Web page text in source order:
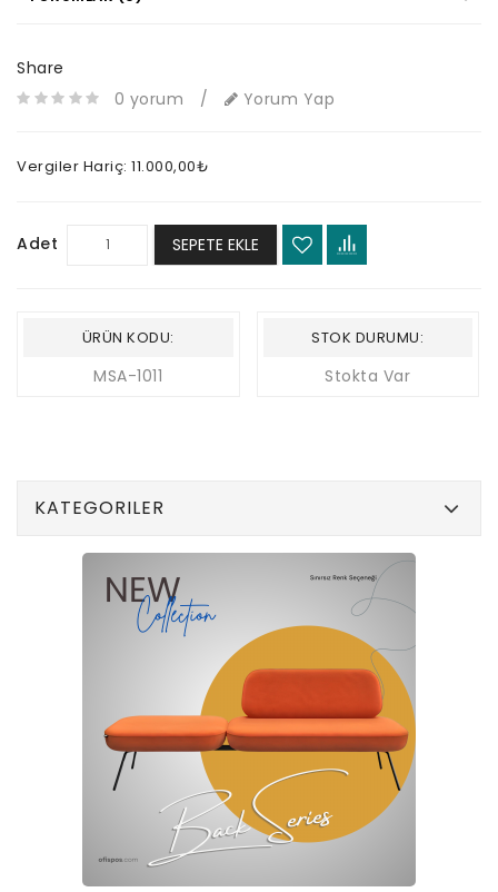
Share
0 yorum
/ Yorum Yap
Vergiler Hariç: 11.000,00₺
Adet SEPETE EKLE
ÜRÜN KODU:
MSA-1011
STOK DURUMU:
Stokta Var
KATEGORILER